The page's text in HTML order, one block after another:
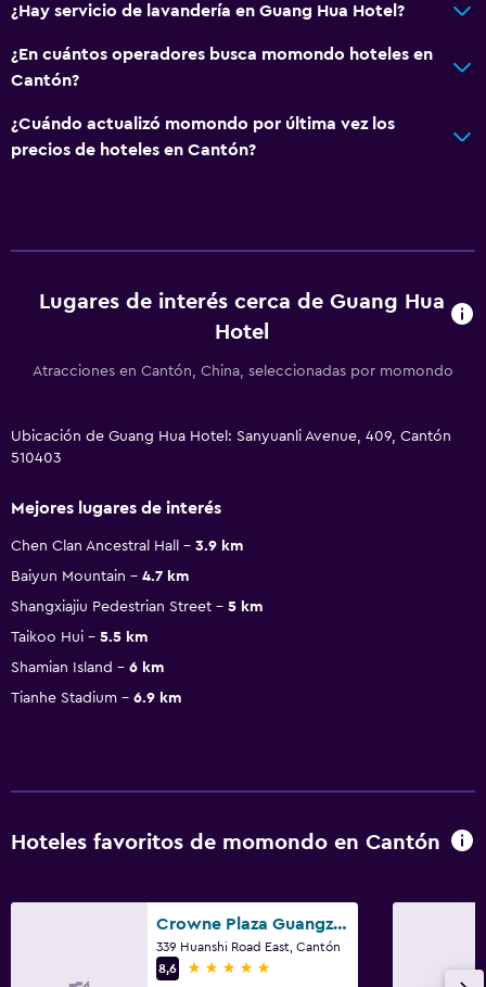
¿Hay servicio de lavandería en Guang Hua Hotel?
¿En cuántos operadores busca momondo hoteles en
Cantón?
¿Cuándo actualizó momondo por última vez los
precios de hoteles en Cantón?
Lugares de interés cerca de Guang Hua
Hotel
Atracciones en Cantón, China, seleccionadas por momondo
Ubicación de Guang Hua Hotel: Sanyuanli Avenue, 409, Cantón
510403
Mejores lugares de interés
Chen Clan Ancestral Hall
3.9 km
Baiyun Mountain
4.7 km
Shangxiajiu Pedestrian Street
5 km
Taikoo Hui
5.5 km
Shamian Island
6 km
Tianhe Stadium
6.9 km
Hoteles favoritos de momondo en Cantón
Crowne Plaza Guangzhou City Centre By IHG
339 Huanshi Road East, Cantón
8,6
5 estrellas